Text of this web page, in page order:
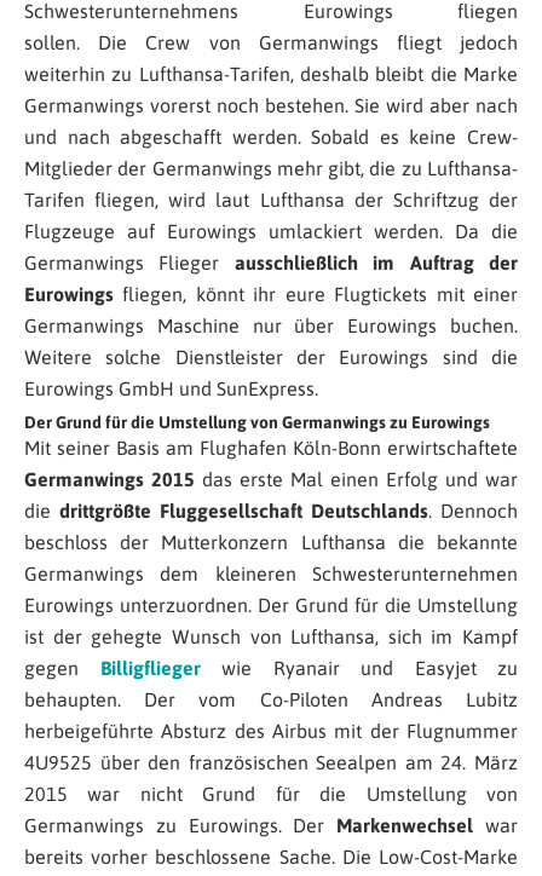
Schwesterunternehmens Eurowings fliegen
sollen. Die Crew von Germanwings fliegt jedoch
weiterhin zu Lufthansa-Tarifen, deshalb bleibt die Marke
Germanwings vorerst noch bestehen. Sie wird aber nach
und nach abgeschafft werden. Sobald es keine Crew-
Mitglieder der Germanwings mehr gibt, die zu Lufthansa-
Tarifen fliegen, wird laut Lufthansa der Schriftzug der
Flugzeuge auf Eurowings umlackiert werden. Da die
Germanwings Flieger ausschließlich im Auftrag der
Eurowings fliegen, könnt ihr eure Flugtickets mit einer
Germanwings Maschine nur über Eurowings buchen.
Weitere solche Dienstleister der Eurowings sind die
Eurowings GmbH und SunExpress.
Der Grund für die Umstellung von Germanwings zu Eurowings
Mit seiner Basis am Flughafen Köln-Bonn erwirtschaftete
Germanwings 2015 das erste Mal einen Erfolg und war
die drittgrößte Fluggesellschaft Deutschlands. Dennoch
beschloss der Mutterkonzern Lufthansa die bekannte
Germanwings dem kleineren Schwesterunternehmen
Eurowings unterzuordnen. Der Grund für die Umstellung
ist der gehegte Wunsch von Lufthansa, sich im Kampf
gegen Billigfliegerwie Ryanair und Easyjet zu
behaupten. Der vom Co-Piloten Andreas Lubitz
herbeigeführte Absturz des Airbus mit der Flugnummer
4U9525 über den französischen Seealpen am 24. März
2015 war nicht Grund für die Umstellung von
Germanwings zu Eurowings. Der Markenwechsel war
bereits vorher beschlossene Sache. Die Low-Cost-Marke